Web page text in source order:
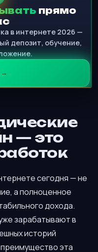
прямо
в интернете 2026 —
депозит, обучение,
— это
сегодня — не
а полноценное
дохода.
зарабатывают в
историй
эта